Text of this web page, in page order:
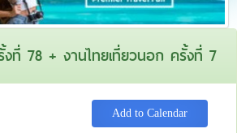
งที่ 78 + งานไทยเที่ยวนอก ครั้งที่ 7
Add to Calendar